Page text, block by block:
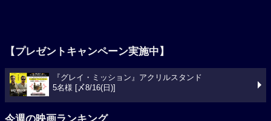
【プレゼントキャンペーン実施中】
『グレイ・ミッション』アクリルスタンド
5名様 [〆8/16(日)]